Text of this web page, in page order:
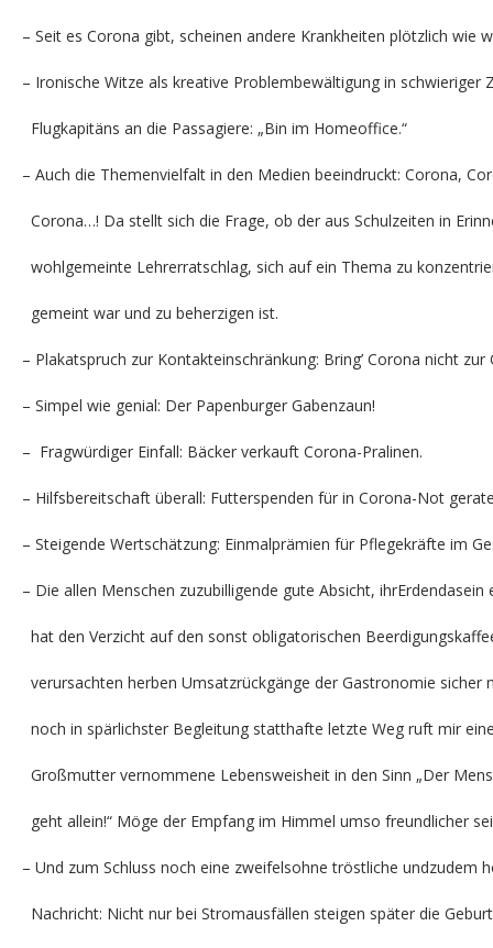
– Seit es Corona gibt, scheinen andere Krankheiten plötzlich wie
– Ironische Witze als kreative Problembewältigung in
Flugkapitäns an die Passagiere: „Bin im Homeoffice.“
– Auch die Themenvielfalt in den Medien beeindruckt: Corona,
Corona…! Da stellt sich die Frage, ob der aus Schulzeiten in
wohlgemeinte Lehrerratschlag, sich auf ein Thema zu
gemeint war und zu beherzigen ist.
– Plakatspruch zur Kontakteinschränkung: Bring’ Corona nicht zur
– Simpel wie genial: Der Papenburger Gabenzaun!
– Fragwürdiger Einfall: Bäcker verkauft Corona-Pralinen.
– Hilfsbereitschaft überall: Futterspenden für in Corona-Not
– Steigende Wertschätzung: Einmalprämien für Pflegekräfte im
– Die allen Menschen zuzubilligende gute Absicht,
hat den Verzicht auf den sonst obligatorischen
verursachten herben Umsatzrückgänge der Gastronomie
noch in spärlichster Begleitung statthafte letzte Weg ruft mir
Großmutter vernommene Lebensweisheit in den Sinn „Der
geht allein!“ Möge der Empfang im Himmel umso freundlicher
– Und zum Schluss noch eine zweifelsohne tröstliche undzudem
Nachricht: Nicht nur bei Stromausfällen steigen später die